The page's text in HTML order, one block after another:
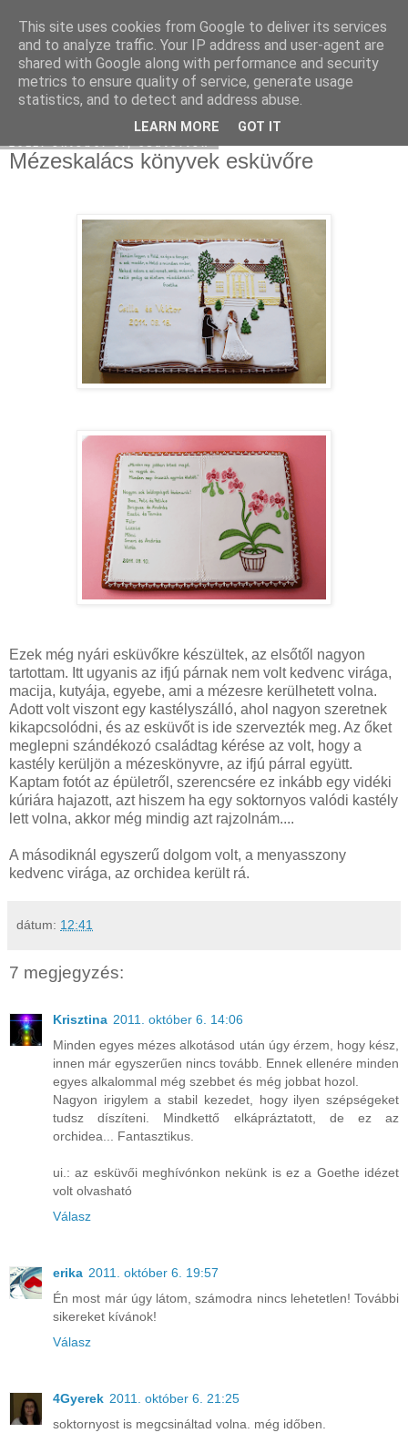
Moha Konyha
Mézeskalács könyvek esküvőre
Ezek még nyári esküvőkre készültek, az elsőtől nagyon
tartottam. Itt ugyanis az ifjú párnak nem volt kedvenc virága,
macija, kutyája, egyebe, ami a mézesre kerülhetett volna.
Adott volt viszont egy kastélyszálló, ahol nagyon szeretnek
kikapcsolódni, és az esküvőt is ide szervezték meg. Az őket
meglepni szándékozó családtag kérése az volt, hogy a
kastély kerüljön a mézeskönyvre, az ifjú párral együtt.
Kaptam fotót az épületről, szerencsére ez inkább egy vidéki
kúriára hajazott, azt hiszem ha egy soktornyos valódi kastély
lett volna, akkor még mindig azt rajzolnám....
A másodiknál egyszerű dolgom volt, a menyasszony
kedvenc virága, az orchidea került rá.
dátum: 12:41
7 megjegyzés:
Krisztina 2011. október 6. 14:06
Minden egyes mézes alkotásod után úgy érzem, hogy kész,
innen már egyszerűen nincs tovább. Ennek ellenére minden
egyes alkalommal még szebbet és még jobbat hozol.
Nagyon irigylem a stabil kezedet, hogy ilyen szépségeket
tudsz díszíteni. Mindkettő elkápráztatott, de ez az
orchidea... Fantasztikus.
ui.: az esküvői meghívónkon nekünk is ez a Goethe idézet
volt olvasható
Válasz
erika 2011. október 6. 19:57
Én most már úgy látom, számodra nincs lehetetlen! További
sikereket kívánok!
Válasz
4Gyerek 2011. október 6. 21:25
soktornyost is megcsináltad volna. még időben.
This site uses cookies from Google to deliver its services
and to analyze traffic. Your IP address and user-agent are
shared with Google along with performance and security
metrics to ensure quality of service, generate usage
statistics, and to detect and address abuse.
LEARN MORE GOT IT